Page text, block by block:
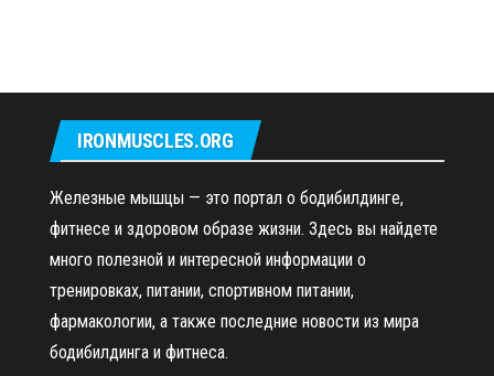
IRONMUSCLES.ORG
Железные мышцы — это портал о бодибилдинге,
фитнесе и здоровом образе жизни. Здесь вы найдете
много полезной и интересной информации о
тренировках, питании, спортивном питании,
фармакологии, а также последние новости из мира
бодибилдинга и фитнеса.